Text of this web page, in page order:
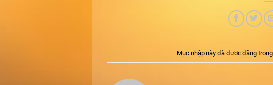
Mục nhập này đã được đăng trong